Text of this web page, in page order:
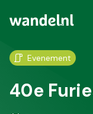
Evenement
40e